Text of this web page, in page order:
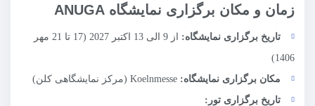
زمان و مکان برگزاری نمایشگاه ANUGA
تاریخ برگزاری نمایشگاه:
از 9 الی 13 اکتبر 2027 (17 تا 21 مهر
1406)
مکان برگزاری نمایشگاه:
تاریخ برگزاری تور: